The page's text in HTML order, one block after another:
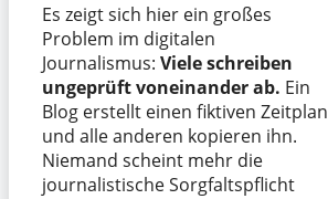
Es zeigt sich hier ein großes
Problem im digitalen
Journalismus: Viele schreiben
ungeprüft voneinander ab. Ein
Blog erstellt einen fiktiven Zeitplan
und alle anderen kopieren ihn.
Niemand scheint mehr die
journalistische Sorgfaltspflicht